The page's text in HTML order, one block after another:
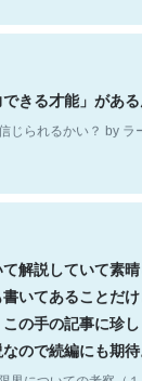
きる才能」がある
て解説していて素
書いてあることだ
この手の記事に珍
ので続編にも期待